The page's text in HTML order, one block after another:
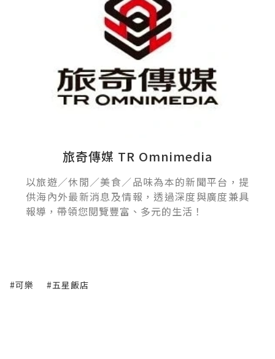
旅奇傳媒 TR Omnimedia
以旅遊／休閒／美食／品味為本的新聞平台，提
供海內外最新消息及情報，透過深度與廣度兼具
報導，帶領您閱覽豐富、多元的生活！
#可樂 #五星飯店